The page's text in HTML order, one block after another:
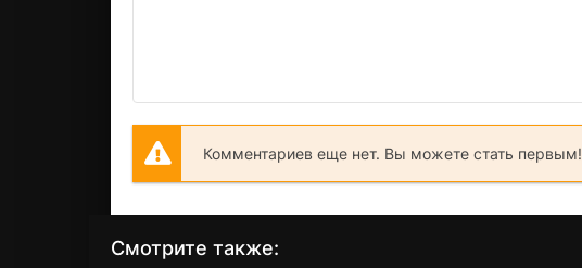
Комментариев еще нет. Вы можете стать первым!
Смотрите также: